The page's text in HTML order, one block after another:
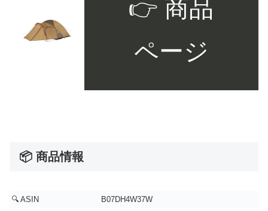
👉 商品
ページ
📦 商品情報
🔍 ASIN
B07DH4W37W